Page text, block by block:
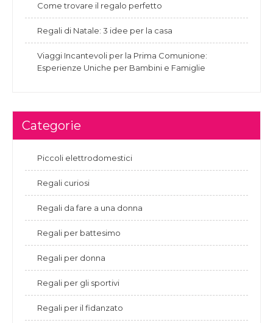
Come trovare il regalo perfetto
Regali di Natale: 3 idee per la casa
Viaggi Incantevoli per la Prima Comunione:
Esperienze Uniche per Bambini e Famiglie
Categorie
Piccoli elettrodomestici
Regali curiosi
Regali da fare a una donna
Regali per battesimo
Regali per donna
Regali per gli sportivi
Regali per il fidanzato